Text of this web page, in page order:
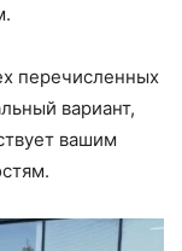
перечисленных
вариант,
вашим